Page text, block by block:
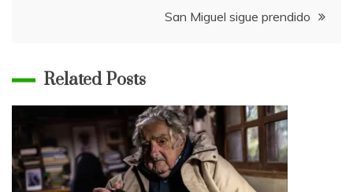
San Miguel sigue prendido
Related Posts